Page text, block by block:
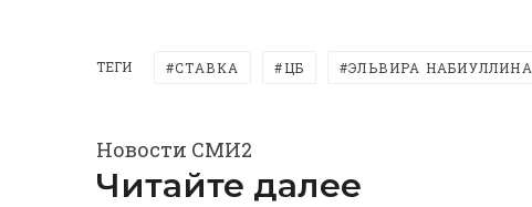
ТЕГИ СТАВКА ЦБ ЭЛЬВИРА НАБИУЛЛИНА
Новости СМИ2
Читайте далее